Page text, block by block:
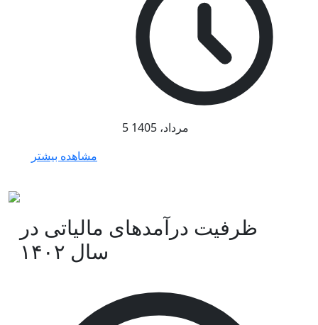
5 مرداد، 1405
مشاهده بیشتر
ظرفیت درآمدهای مالیاتی در
سال ۱۴۰۲